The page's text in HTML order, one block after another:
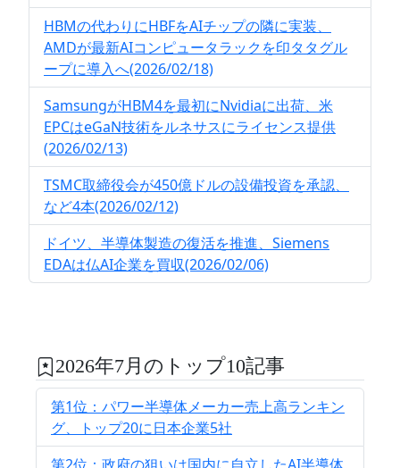
HBMの代わりにHBFをAIチップの隣に実装、
AMDが最新AIコンピュータラックを印タタグル
ープに導入へ(2026/02/18)
SamsungがHBM4を最初にNvidiaに出荷、米
EPCはeGaN技術をルネサスにライセンス提供
(2026/02/13)
TSMC取締役会が450億ドルの設備投資を承認、
など4本(2026/02/12)
ドイツ、半導体製造の復活を推進、Siemens
EDAは仏AI企業を買収(2026/02/06)
2026年7月のトップ10記事
第1位：パワー半導体メーカー売上高ランキン
グ、トップ20に日本企業5社